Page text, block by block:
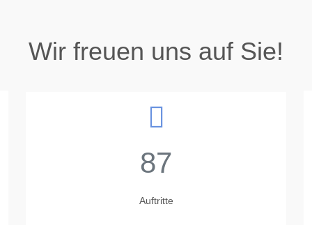
Wir freuen uns auf Sie!
87
Auftritte